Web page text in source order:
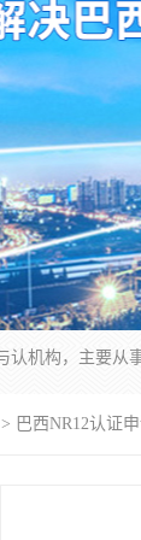
> 巴西NR12认证